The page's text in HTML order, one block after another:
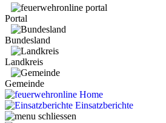
Portal
Bundesland
Landkreis
Gemeinde
Home
Einsatzberichte